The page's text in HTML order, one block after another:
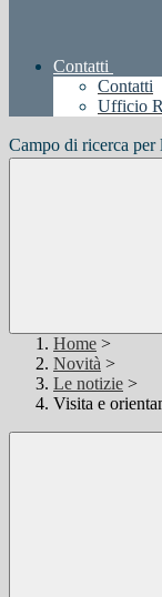
Contatti
Contatti
Ufficio
Campo di ricerca per
Home >
Novità >
Le notizie >
Visita e